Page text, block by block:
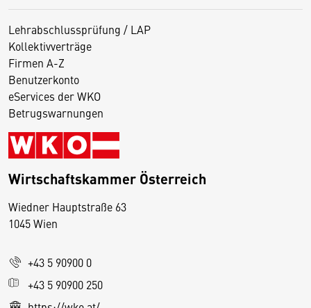
Lehrabschlussprüfung / LAP
Kollektivverträge
Firmen A-Z
Benutzerkonto
eServices der WKO
Betrugswarnungen
Wirtschaftskammer Österreich
Wiedner Hauptstraße 63
1045 Wien
+43 5 90900 0
+43 5 90900 250
D
s
e
S